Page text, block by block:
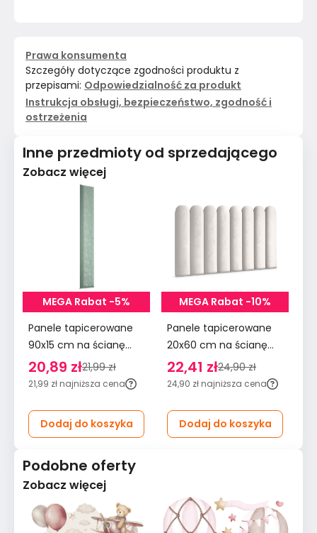
Prawa konsumenta
Szczegóły dotyczące zgodności produktu z
przepisami: Odpowiedzialność za produkt
Instrukcja obsługi, bezpieczeństwo, zgodność i
ostrzeżenia
Inne przedmioty od sprzedającego
Zobacz więcej
MEGA Rabat -5%
Panele tapicerowane
90x15 cm na ścianę
wezgłowie miętowy
20,89 zł21,99 zł
21,99 zł najniższa cena
Dodaj do koszyka
MEGA Rabat -10%
Panele tapicerowane
20x60 cm na ścianę
płotek wezgłowie
kremowy
22,41 zł24,90 zł
24,90 zł najniższa cena
Dodaj do koszyka
Podobne oferty
Zobacz więcej